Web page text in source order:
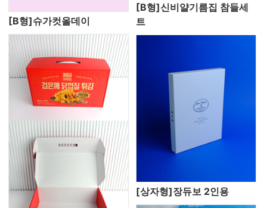
[B형]슈가컷올데이
[B형]신비얄기름집 참들세
트
[상자형]장듀보 2인용